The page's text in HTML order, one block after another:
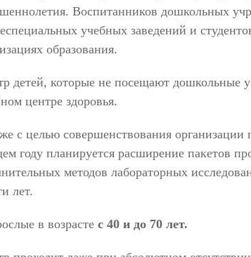
Воспитанников дошкольных
учебных заведений и
образования.
детей, которые не посещают дошкольные
центре здоровья.
с целью совершенствования организации
году планируется расширение пакетов
методов лабораторных
лет.
в возрасте с 40 и до 70 лет.